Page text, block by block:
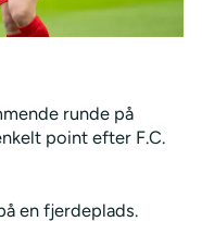
runde på
point efter F.C.
en fjerdeplads.